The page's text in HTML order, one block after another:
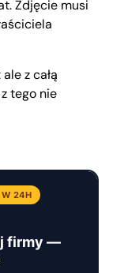
Zdjęcie musi
z całą
tego nie
24H
firmy —